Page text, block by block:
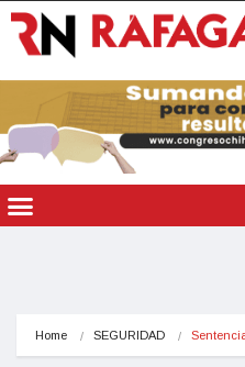
Home SEGURIDAD